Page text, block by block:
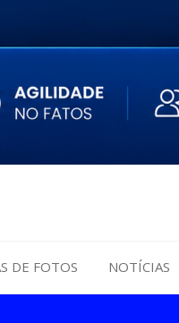
DE FOTOS NOTÍCIAS